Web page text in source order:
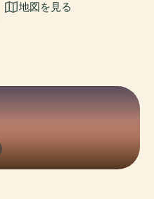
地図を見る